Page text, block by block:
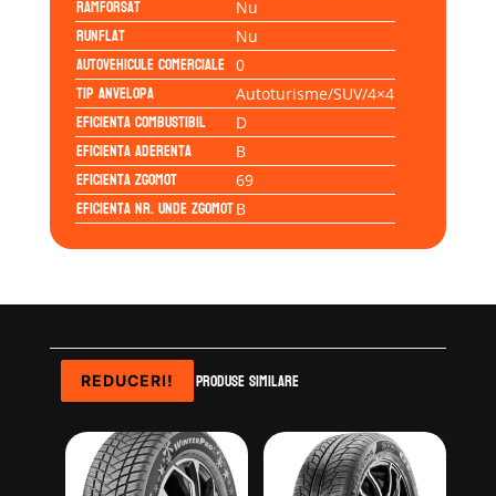
Ramforsat Nu
Runflat Nu
Autovehicule comerciale 0
Tip anvelopa Autoturisme/SUV/4×4
Eficienta Combustibil D
Eficienta Aderenta B
Eficienta Zgomot 69
Eficienta Nr. Unde ZgomotB
Produse similare
REDUCERI!
REDUCERI!
REDUCERI!